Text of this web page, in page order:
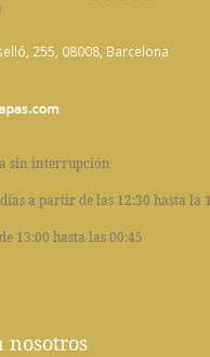
255, 08008, Barcelona
sin interrupción
a partir de las 12:30 hasta la
13:00 hasta las 00:45
nosotros